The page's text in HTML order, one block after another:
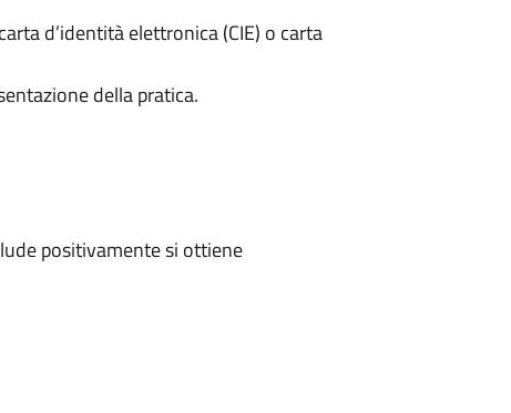
d’identità elettronica (CIE) o carta
della pratica.
positivamente si ottiene